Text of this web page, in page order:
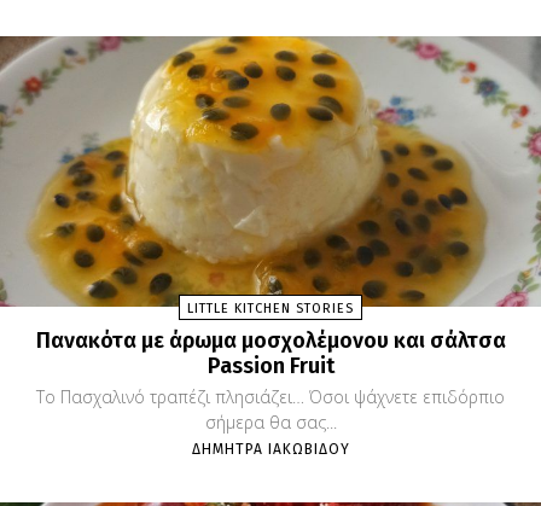
LITTLE KITCHEN STORIES
Πανακότα με άρωμα μοσχολέμονου και σάλτσα
Passion Fruit
To Πασχαλινό τραπέζι πλησιάζει… Όσοι ψάχνετε επιδόρπιο
σήμερα θα σας...
ΔΉΜΗΤΡΑ ΙΑΚΩΒΊΔΟΥ